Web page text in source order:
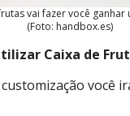
vai fazer você
(Foto: handbox.es)
Caixa de
você